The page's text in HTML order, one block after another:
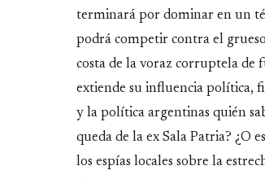
terminará por dominar en un
podrá competir contra el
costa de la voraz corruptela de
extiende su influencia política,
y la política argentinas quién
queda de la ex Sala Patria? ¿O
los espías locales sobre la